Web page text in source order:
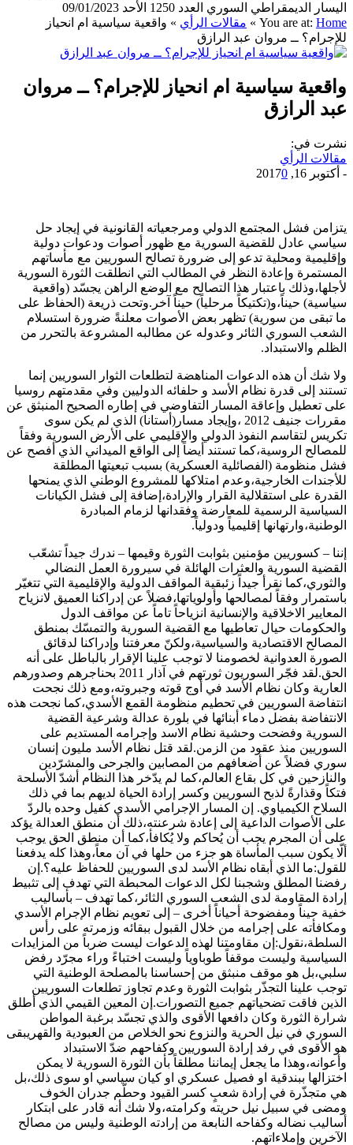
اليسار الديمقراطي السوري العدد 1250 الأحد 09/01/2023
You are at: Home
» مقالات الرأي » واقعية سياسية ام انحياز
للإجرام؟ ــ مروان عبد الرازق
واقعية سياسية ام انحياز للإجرام؟ ــ مروان
عبد الرازق
نشرت في:
مقالات الرأي
- أكتوبر 16, 2017 0
يتزامن فشل المجتمع الدولي ومرجعياته القانونية في إيجاد حل
سياسي عادل للقضية السورية مع ظهور أصوات ودعوات دولية
وإقليمية ومحلية تدعو إلى ضرورة تصالح السوريين مع مأساتهم
المستمرة وإعادة النظر في المطالب التي انطلقت الثورة السورية
لأجلها،وذلك باعتبار هذا التصالح مع الوضع الراهن يجسّد (واقعية
سياسية) حيناً،و(تكتيكاً مرحلياً) حيناً آخر.وتحت ذريعة (الحفاظ على
ما تبقى من سورية) تظهر بعض الأصوات معلنةً ضرورة استسلام
الشعب السوري الثائر وعدوله عن مطالبه المشروعة بالتحرر من
الظلم والاستبداد.
ولا شك أن هذه الدعوات المناهضة لتطلعات الثوار السوريين إنما
تستند إلى قدرة نظام الأسد و حلفائه الدوليين وفي مقدمتهم روسيا
على تعطيل وإعاقة المسار التفاوضي في إطاره الصحيح المنبثق عن
مقررات جنيف 2012 ،وإيجاد مسار(أستانا) الذي لم يكن سوى
تكريس لتقاسم النفوذ الدولي والإقليمي على الأرض السورية وفقاً
للمصالح الروسية،كما تستند أيضاً إلى الواقع الميداني الذي أفصح عن
فشل منظومة (الفصائلية العسكرية) بسبب تبعيتها المطلقة
للأجندات الخارجية،وعدم امتلاكها للمشروع الوطني الذي يمنحها
القدرة على استقلالية القرار والإرادة،إضافة إلى فشل الكيانات
السياسية الرسمية للمعارضة وفقدانها لزمام المبادرة
الوطنية،وارتهانها إقليمياً ودولياً.
إننا – كسوريين مؤمنين بثوابت الثورة وقيمها – ندرك جيداً تشعّب
القضية السورية والعثرات الهائلة في سيرورة العمل النضالي
والثوري،كما نقرأ جيداً زئبقية المواقف الدولية والإقليمية التي تتغيّر
باستمرار وفقاً لمصالحها وأولوياتها،فضلاً عن إدراكنا العميق لانزياح
المعايير الاخلاقية والإنسانية انزياحاً تاماً عن مواقف الدول
والحكومات حيال تعاطيها مع القضية السورية والتمسّك بمنطق
المصالح الاقتصادية والسياسية،ولكنّ معرفتنا وإدراكنا لدقائق
الصورة العدوانية لخصومنا لا توجب علينا الإقرار بالباطل على أنه
الحق.لقد فجّر السوريون ثورتهم في آذار 2011 بحناجرهم وصدورهم
العارية وكان نظام الأسد في أوج قوته وجبروته،ومع ذلك نجحت
انتفاضة السوريين في تحطيم منظومة القمع الأسدي،كما نجحت هذه
الانتفاضة بفضل دماء أبنائها في بلورة عدالة وشرعية القضية
السورية وفضحت وحشية نظام الاسد وإجرامه المستديم على
السوريين منذ عقود من الزمن.لقد قتل نظام الأسد مليون إنسان
سوري فضلاً عن أضعافهم من المصابين والجرحى والمشرّدين
والنازحين في كل بقاع العالم،كما لم يدّخر هذا النظام أشدّ الأسلحة
فتكاً وقذارةً لذبح السوريين وكسر إرادة الحياة لديهم بما في ذلك
السلاح الكيمياوي. إن المسار الإجرامي الأسدي كفيل وحده بالردّ
على الأصوات الداعية إلى إعادة شرعنته،ذلك أن منطق العدالة يؤكد
على أن المجرم يجب أن يُحاكم ولا يُكافأ،كما أن منطق الحق يوجب
ألّا يكون سبب المأساة هو جزء من حلها في آن معاً،وهذا كله يدفعنا
للقول:ما الذي أبقاه نظام الأسد لدى السوريين للحفاظ عليه؟.إن
رفضنا المطلق وشجبنا لكل الدعوات المحبطة التي تهدف إلى تثبيط
إرادة المقاومة لدى الشعب السوري الثائر،كما تهدف – بأساليب
خفية حيناً ومفضوحة أحياناً أخرى – إلى تعويم نظام الإجرام الأسدي
ومكافأته على إجرامه من خلال القبول ببقائه وزمرته على رأس
السلطة،نقول:إن مقاومتنا لهذه الدعوات ليست ضرباً من المزايدات
السياسية وليست موقفاً طوباوياً وليست اختباءً وراء مجرّد رفض
سلبي،بل هو موقف منبثق من إحساسنا بالمصلحة الوطنية التي
توجب علينا التجذّر بثوابت الثورة وعدم تجاوز تطلعات السوريين
الذين فاقت تضحياتهم جميع التصورات.إن المعين القيمي الذي أطلق
شرارة الثورة وكان دافعها الأقوى والذي تجسّد برغبة المواطن
السوري في نيل الحرية والنزوع نحو الخلاص من العبودية والقهريبقى
هو الأقوى في رفد إرادة السوريين وكفاحهم ضدّ الاستبداد
وأعوانه،وهذا ما يجعل إيماننا مطلقاً بأن الثورة السورية لا يمكن
اختزالها ببندقية او فصيل عسكري او كيان سياسي او سوى ذلك،بل
هي متجذّرة في إرادة شعبٍ كسر القيود وحطّم جدران الخوف
ومضى في سبيل نيل حريته وكرامته،ولا شك أنه قادر على ابتكار
أساليب نضاله وكفاحه النابعة من إرادته الوطنية وليس من مصالح
الآخرين وإملاءاتهم.